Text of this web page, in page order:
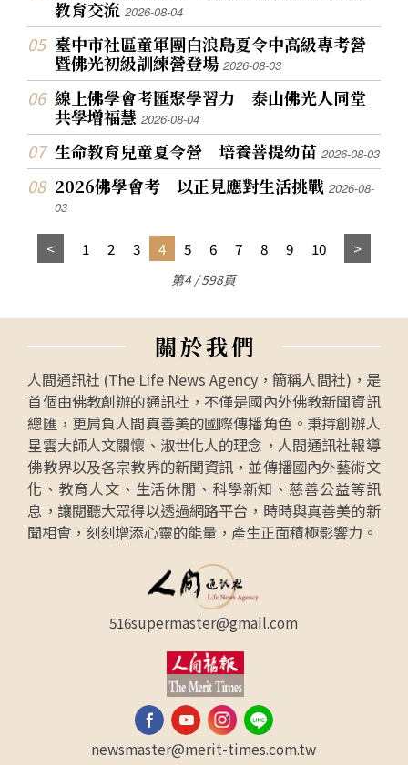
教育交流2026-08-04
臺中市社區童軍團白浪島夏令中高級專考營
暨佛光初級訓練營登場2026-08-03
線上佛學會考匯聚學習力 泰山佛光人同堂
共學增福慧2026-08-04
生命教育兒童夏令營 培養菩提幼苗2026-08-03
2026佛學會考 以正見應對生活挑戰2026-08-
03
1 2 3 4 5 6 7 8 9 10
第4 / 598頁
關於我們
人間通訊社 (The Life News Agency，簡稱人間社)，是
首個由佛教創辦的通訊社，不僅是國內外佛教新聞資訊
總匯，更肩負人間真善美的國際傳播角色。秉持創辦人
星雲大師人文關懷、淑世化人的理念，人間通訊社報導
佛教界以及各宗教界的新聞資訊，並傳播國內外藝術文
化、教育人文、生活休閒、科學新知、慈善公益等訊
息，讓閱聽大眾得以透過網路平台，時時與真善美的新
聞相會，刻刻增添心靈的能量，產生正面積極影響力。
516supermaster@gmail.com
newsmaster@merit-times.com.tw